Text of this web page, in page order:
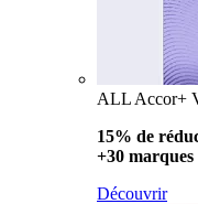
ALL Accor+
15% de
+30 marques
Découvrir